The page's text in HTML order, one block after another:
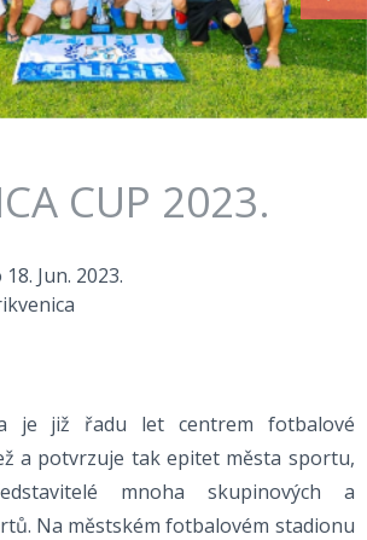
CUP 2023.
18. Jun. 2023.
je již řadu let centrem fotbalové
a potvrzuje tak epitet města sportu,
mnoha skupinových a
Na městském fotbalovém stadionu